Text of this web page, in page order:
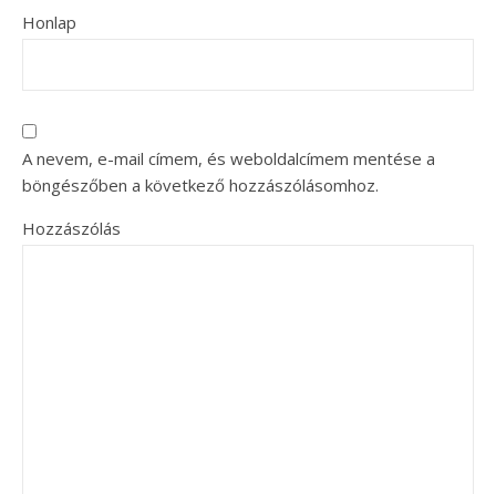
Honlap
A nevem, e-mail címem, és weboldalcímem mentése a
böngészőben a következő hozzászólásomhoz.
Hozzászólás